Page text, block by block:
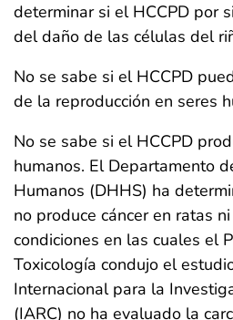
determinar si el HCCPD por
del daño de las células del
No se sabe si el HCCPD
de la reproducción en seres
No se sabe si el HCCPD
humanos. El Departamento
Humanos (DHHS) ha
no produce cáncer en ratas
condiciones en las cuales el
Toxicología condujo el
Internacional para la
(IARC) no ha evaluado la